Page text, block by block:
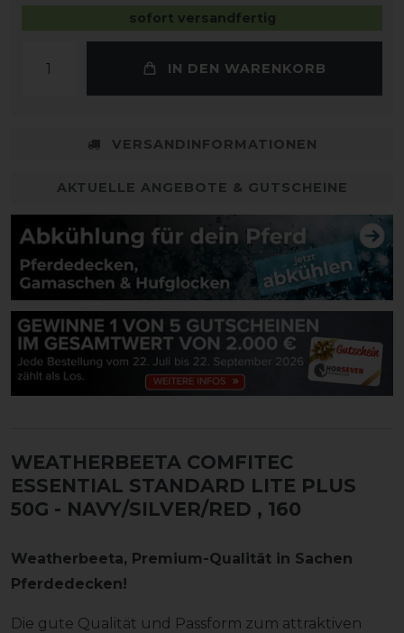
sofort versandfertig
IN DEN WARENKORB
VERSANDINFORMATIONEN
AKTUELLE ANGEBOTE & GUTSCHEINE
WEATHERBEETA COMFITEC
ESSENTIAL STANDARD LITE PLUS
50G - NAVY/SILVER/RED , 160
Weatherbeeta, Premium-Qualität in Sachen
Pferdedecken!
Die gute Qualität und Passform zum attraktiven